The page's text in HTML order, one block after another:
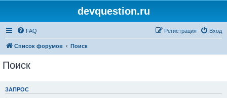
devquestion.ru
FAQ Вход
Регистрация
Список форумов Поиск
Поиск
ЗАПРОС